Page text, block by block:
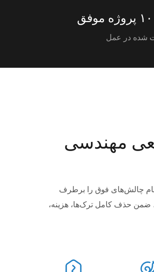
شده در عمل
مهندسی
چالش‌های فوق را برطرف
ضمن حذف کامل ترک‌ها، هزینه،